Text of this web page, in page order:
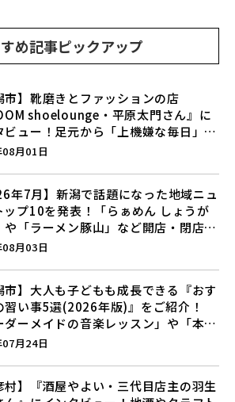
め記事ピックアップ
市】靴磨きとファッションの店
shoelounge・平原太門さん』に
ビュー！足元から「上機嫌な毎日」を
いの提案とは？
月01日
年7月】新潟で話題になった地域ニュ
ップ10を発表！「らぁめん しょうが
や「ラーメン豚山」など開店・閉店の
事をランキングでご紹介♪
月03日
市】大人も子どもも成長できる『おす
習い事5選(2026年版)』をご紹介！
ダーメイドの音楽レッスン」や「本格
ボクシング」で新しい自分を見つけよ
月24日
村】『酒屋やよい・三代目店主の羽生